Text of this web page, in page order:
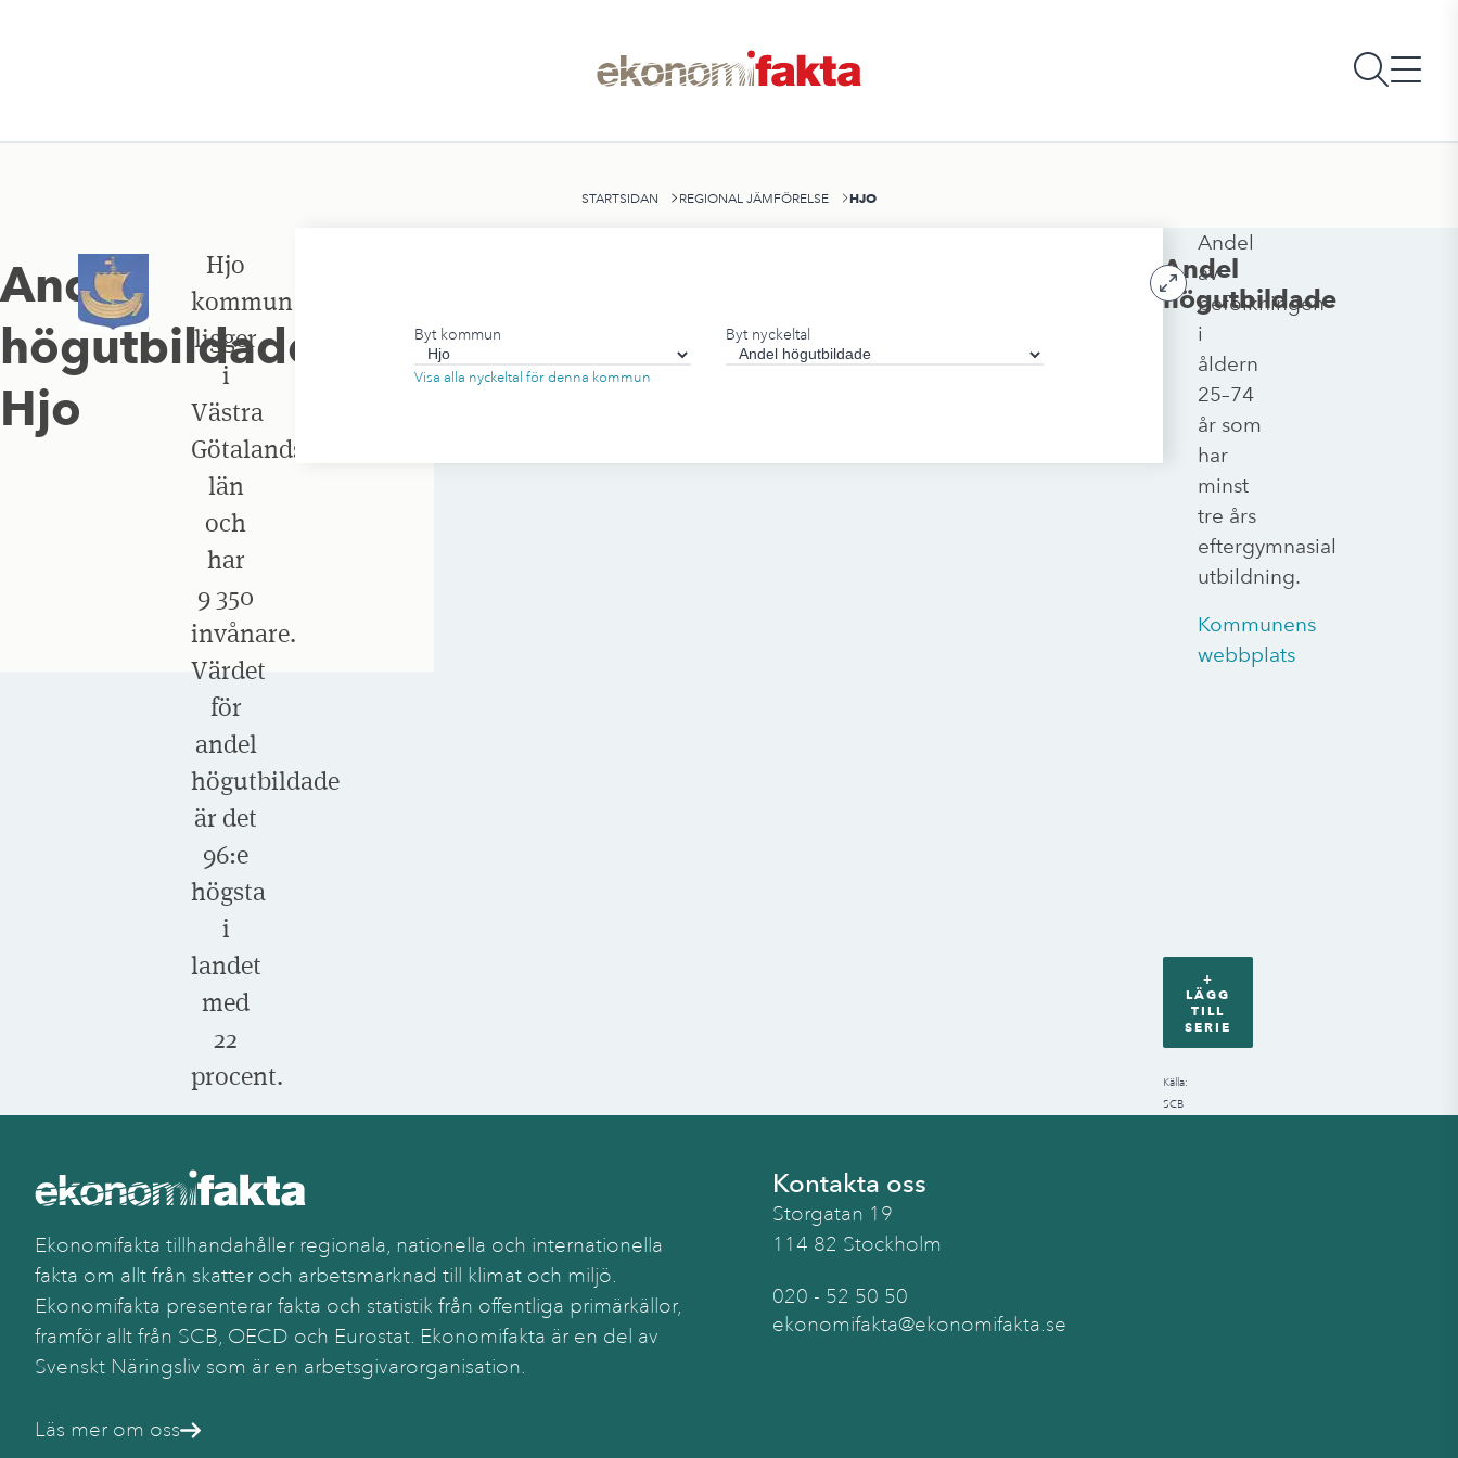
STARTSIDAN REGIONAL JÄMFÖRELSE HJO
Andel
högutbildade
Hjo
Hjo
kommun
ligger
i
Västra
Götalands
län
och
har
9 350
invånare.
Värdet
för
andel
högutbildade
är det
96:e
högsta
i
landet
med
22
procent.
Byt kommun Byt nyckeltal
Visa alla nyckeltal för denna kommun
Andel
högutbildade
+
LÄGG
TILL
SERIE
Källa:
SCB
Andel
av
befolkningen
i
åldern
25–74
år som
har
minst
tre års
eftergymnasial
utbildning.
Kommunens
webbplats
Ekonomifakta tillhandahåller regionala, nationella och internationella
fakta om allt från skatter och arbetsmarknad till klimat och miljö.
Ekonomifakta presenterar fakta och statistik från offentliga primärkällor,
framför allt från SCB, OECD och Eurostat. Ekonomifakta är en del av
Svenskt Näringsliv som är en arbetsgivarorganisation.
Läs mer om oss
Kontakta oss
Storgatan 19
114 82 Stockholm
020 - 52 50 50
ekonomifakta@ekonomifakta.se